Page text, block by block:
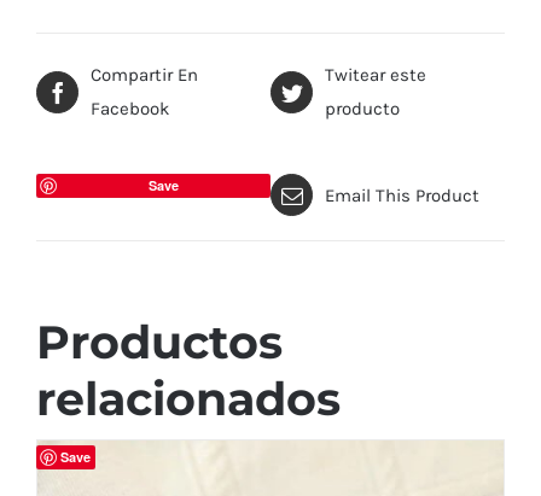
Compartir En
Facebook
Twitear este
producto
Save Email This Product
Productos
relacionados
Save